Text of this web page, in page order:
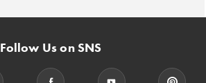
Follow Us on SNS